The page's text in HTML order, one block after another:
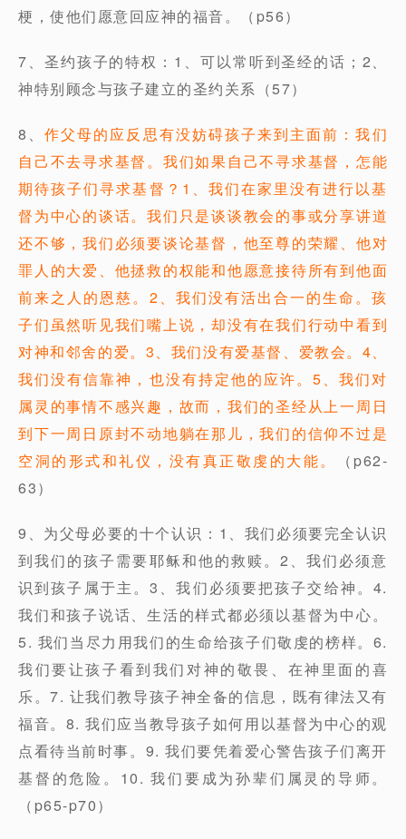
梗，使他们愿意回应神的福音。（p56）
7、圣约孩子的特权：1、可以常听到圣经的话；2、
神特别顾念与孩子建立的圣约关系（57）
8、作父母的应反思有没妨碍孩子来到主面前：我们
自己不去寻求基督。我们如果自己不寻求基督，怎能
期待孩子们寻求基督？1、我们在家里没有进行以基
督为中心的谈话。我们只是谈谈教会的事或分享讲道
还不够，我们必须要谈论基督，他至尊的荣耀、他对
罪人的大爱、他拯救的权能和他愿意接待所有到他面
前来之人的恩慈。2、我们没有活出合一的生命。孩
子们虽然听见我们嘴上说，却没有在我们行动中看到
对神和邻舍的爱。3、我们没有爱基督、爱教会。4、
我们没有信靠神，也没有持定他的应许。5、我们对
属灵的事情不感兴趣，故而，我们的圣经从上一周日
到下一周日原封不动地躺在那儿，我们的信仰不过是
空洞的形式和礼仪，没有真正敬虔的大能。
（p62-
63）
9、为父母必要的十个认识：1、我们必须要完全认识
到我们的孩子需要耶稣和他的救赎。2、我们必须意
识到孩子属于主。3、我们必须要把孩子交给神。4.
我们和孩子说话、生活的样式都必须以基督为中心。
5. 我们当尽力用我们的生命给孩子们敬虔的榜样。6.
我们要让孩子看到我们对神的敬畏、在神里面的喜
乐。7. 让我们教导孩子神全备的信息，既有律法又有
福音。8. 我们应当教导孩子如何用以基督为中心的观
点看待当前时事。9. 我们要凭着爱心警告孩子们离开
基督的危险。10. 我们要成为孙辈们属灵的导师。
（p65-p70）